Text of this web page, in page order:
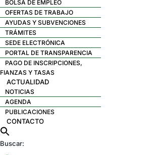
BOLSA DE EMPLEO
OFERTAS DE TRABAJO
AYUDAS Y SUBVENCIONES
TRÁMITES
SEDE ELECTRÓNICA
PORTAL DE TRANSPARENCIA
PAGO DE INSCRIPCIONES,
FIANZAS Y TASAS
ACTUALIDAD
NOTICIAS
AGENDA
PUBLICACIONES
CONTACTO
Buscar: